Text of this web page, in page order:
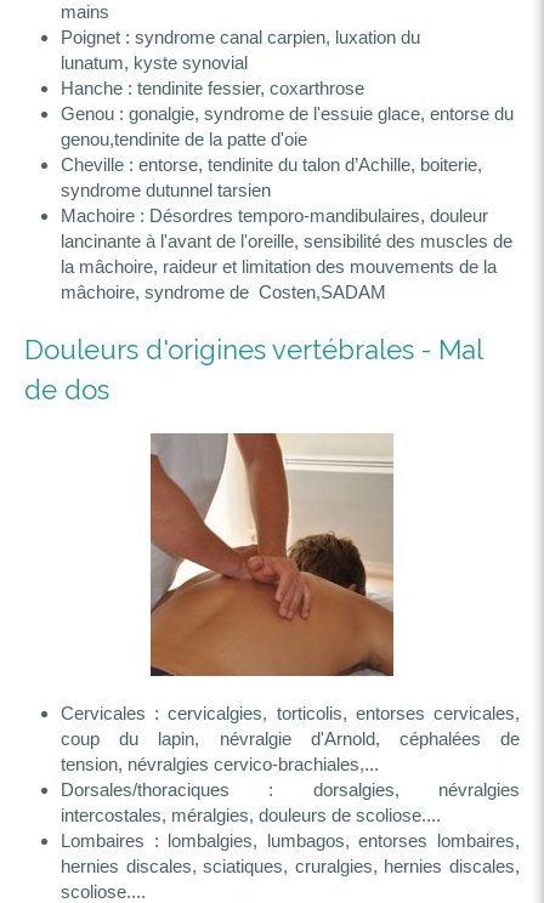
mains
Poignet : syndrome canal carpien, luxation du
lunatum, kyste synovial
Hanche : tendinite fessier, coxarthrose
Genou : gonalgie, syndrome de l'essuie glace, entorse du
genou,tendinite de la patte d'oie
Cheville : entorse, tendinite du talon d’Achille, boiterie,
syndrome dutunnel tarsien
Machoire : Désordres temporo-mandibulaires, douleur
lancinante à l'avant de l'oreille, sensibilité des muscles de
la mâchoire, raideur et limitation des mouvements de la
mâchoire, syndrome de Costen,SADAM
Douleurs d'origines vertébrales - Mal
de dos
Cervicales : cervicalgies, torticolis, entorses cervicales,
coup du lapin, névralgie d'Arnold, céphalées de
tension, névralgies cervico-brachiales,...
Dorsales/thoraciques : dorsalgies, névralgies
intercostales, méralgies, douleurs de scoliose....
Lombaires : lombalgies, lumbagos, entorses lombaires,
hernies discales, sciatiques, cruralgies, hernies discales,
scoliose....